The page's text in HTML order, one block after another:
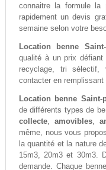
connaitre la formule la
rapidement un devis
semaine selon votre
Location benne Saint-
qualité à un prix
recyclage, tri sélectif,
contacter en remplissant
Location benne Saint-
de différents types de
collecte, amovibles,
même, nous vous
la quantité et la nature
15m3, 20m3 et 30m3.
demande. Chaque